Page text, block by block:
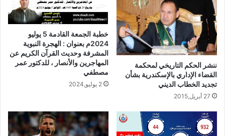
ننشر الحكم التاريخي لمحكمة
القضاء الإداري بالإسكندرية بشأن
تجديد الخطاب الديني
27 أبريل,2015
خطبة الجمعة القادمة 5 يوليو
2024م بعنوان : الهجرة النبوية
المشرفة وحديث القرآن الكريم عن
المهاجرين والأنصار ، للدكتور عمر
مصطفي
2 يوليو,2024